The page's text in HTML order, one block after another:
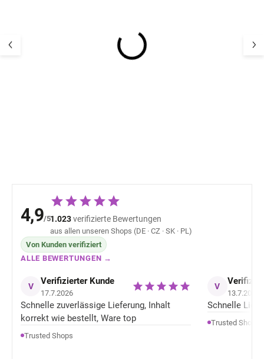
4,9/51.023verifizierte Bewertungen
aus allen unseren Shops (DE · CZ · SK · PL)
Von Kunden verifiziert
ALLE BEWERTUNGEN →
V Verifizierter Kunde
17.7.2026
Schnelle zuverlässige Lieferung, Inhalt
korrekt wie bestellt, Ware top
Trusted Shops
V
13.7.2026
Schnelle
Trusted Shops